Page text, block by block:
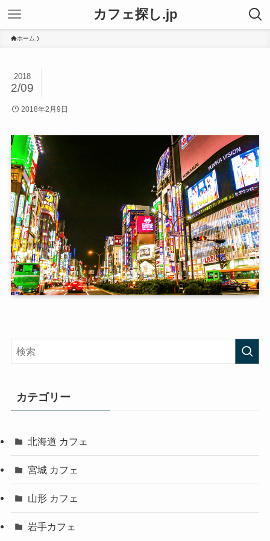
カフェ探し.jp
ホーム
2018
2/09
2018年2月9日
カテゴリー
北海道 カフェ
宮城 カフェ
山形 カフェ
岩手カフェ